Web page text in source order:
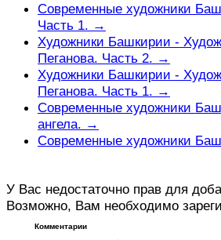
Современные художники
Часть 1. →
Художники Башкирии -
Пеганова. Часть 2. →
Художники Башкирии -
Пеганова. Часть 1. →
Современные художники
ангела. →
Современные художники
У Вас недостаточно прав для
Возможно, Вам необходимо
Комментарии